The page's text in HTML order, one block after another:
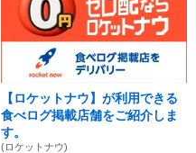
【ロケットナウ】が利用できる
食べログ掲載店舗をご紹介しま
す。
(ロケットナウ)